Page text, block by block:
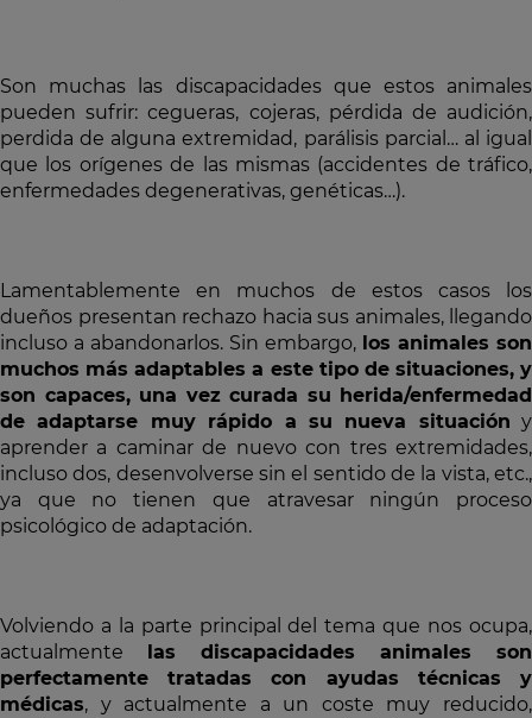
Son muchas las discapacidades que estos animales
pueden sufrir: cegueras, cojeras, pérdida de audición,
perdida de alguna extremidad, parálisis parcial… al igual
que los orígenes de las mismas (accidentes de tráfico,
enfermedades degenerativas, genéticas…).
Lamentablemente en muchos de estos casos los
dueños presentan rechazo hacia sus animales, llegando
incluso a abandonarlos. Sin embargo, los animales son
muchos más adaptables a este tipo de situaciones, y
son capaces, una vez curada su herida/enfermedad
de adaptarse muy rápido a su nueva situación y
aprender a caminar de nuevo con tres extremidades,
incluso dos, desenvolverse sin el sentido de la vista, etc.,
ya que no tienen que atravesar ningún proceso
psicológico de adaptación.
Volviendo a la parte principal del tema que nos ocupa,
actualmente las discapacidades animales son
perfectamente tratadas con ayudas técnicas y
médicas, y actualmente a un coste muy reducido,